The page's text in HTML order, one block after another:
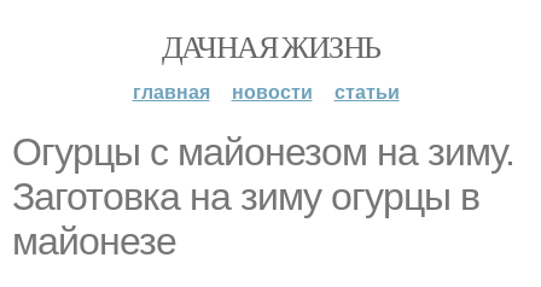
ДАЧНАЯ ЖИЗНЬ
главная новости статьи
Огурцы с майонезом на зиму.
Заготовка на зиму огурцы в
майонезе